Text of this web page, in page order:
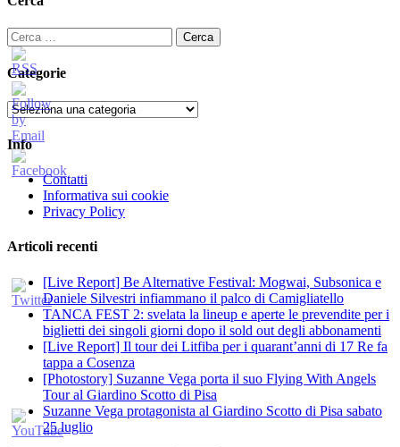
Ricerca
per:
Categorie
Categorie
Info
Contatti
Informativa sui cookie
Privacy Policy
Articoli recenti
[Live Report] Be Alternative Festival: Mogwai, Subsonica e
Daniele Silvestri infiammano il palco di Camigliatello
TANCA FEST 2: svelata la lineup e aperte le prevendite per i
biglietti dei singoli giorni dopo il sold out degli abbonamenti
[Live Report] Il tour dei Litfiba per i quarant’anni di 17 Re fa
tappa a Cosenza
[Photostory] Suzanne Vega porta il suo Flying With Angels
Tour al Giardino Scotto di Pisa
Suzanne Vega protagonista al Giardino Scotto di Pisa sabato
25 luglio